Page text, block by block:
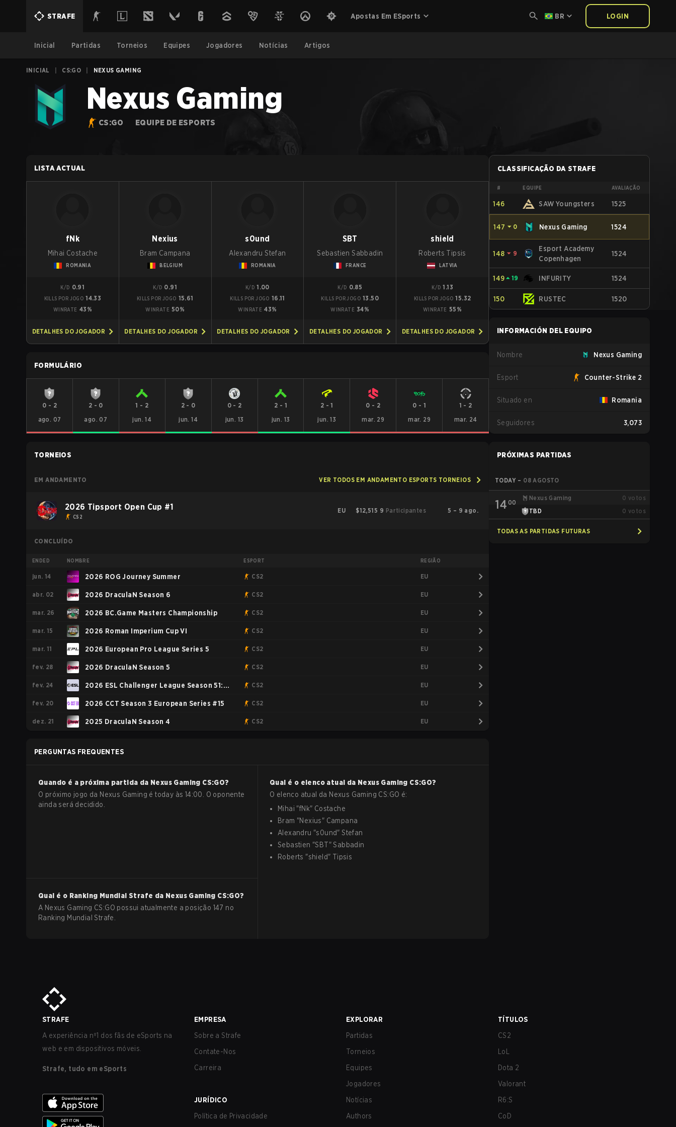
STRAFE Apostas Em ESports BR LOGIN
Inicial Partidas Torneios Equipes Jogadores Notícias Artigos
INICIAL CS:GO NEXUS GAMING
Nexus Gaming
CS:GO EQUIPE DE ESPORTS
LISTA ACTUAL
fNk
Mihai Costache
ROMANIA
K/D 0.91
KILLS POR JOGO 14.33
WINRATE 43%
DETALHES DO JOGADOR
Nexius
Bram Campana
BELGIUM
K/D 0.91
KILLS POR JOGO 15.61
WINRATE 50%
DETALHES DO JOGADOR
s0und
Alexandru Stefan
ROMANIA
K/D 1.00
KILLS POR JOGO 16.11
WINRATE 43%
DETALHES DO JOGADOR
SBT
Sebastien Sabbadin
FRANCE
K/D 0.85
KILLS POR JOGO 13.50
WINRATE 34%
DETALHES DO JOGADOR
shield
Roberts Tipsis
LATVIA
K/D 1.13
KILLS POR JOGO 15.32
WINRATE 55%
DETALHES DO JOGADOR
FORMULÁRIO
0 - 2
ago. 07
2 - 0
ago. 07
1 - 2
jun. 14
2 - 0
jun. 14
0- 2
jun. 13
2 - 1
jun. 13
2 -1
jun. 13
0 - 2
mar. 29
0 - 1
mar. 29
1 - 2
mar. 24
TORNEIOS
EM ANDAMENTO VER TODOS EM ANDAMENTO ESPORTS TORNEIOS
2026 Tipsport Open Cup #1
CS2
EU $12,515 9 Participantes 5 – 9 ago.
CONCLUÍDO
ENDED NOMBRE ESPORT REGIÃO
jun. 14 2026 ROG Journey Summer CS2 EU
abr. 02 2026 DraculaN Season 6 CS2 EU
mar. 26 2026 BC.Game Masters Championship CS2 EU
mar. 15 2026 Roman Imperium Cup VI CS2 EU
mar. 11 2026 European Pro League Series 5 CS2 EU
fev. 28 2026 DraculaN Season 5 CS2 EU
fev. 24 2026 ESL Challenger League Season 51:
Europe - Cup #1
CS2 EU
fev. 20 2026 CCT Season 3 European Series #15 CS2 EU
dez. 21 2025 DraculaN Season 4 CS2 EU
PERGUNTAS FREQUENTES
Quando é a próxima partida da Nexus Gaming CS:GO?
O próximo jogo da Nexus Gaming é today às 14:00. O oponente
ainda será decidido.
Qual é o elenco atual da Nexus Gaming CS:GO?
O elenco atual da Nexus Gaming CS:GO é:
Mihai "fNk" Costache
Bram "Nexius" Campana
Alexandru "s0und"Stefan
Sebastien "SBT"Sabbadin
Roberts "shield" Tipsis
Qual é o Ranking Mundial Strafe da Nexus Gaming CS:GO?
A Nexus Gaming CS:GO possui atualmente a posição 147 no
Ranking Mundial Strafe.
CLASSIFICAÇÃO DA STRAFE
# EQUIPE AVALIAÇÃO
146 SAW Youngsters 1525
147 ⏷ 0 Nexus Gaming 1524
148 ⏷ 9
Esport Academy
Copenhagen
1524
149 ⏶ 19 INFURITY 1524
150 RUSTEC 1520
INFORMACIÓN DEL EQUIPO
Nombre Nexus Gaming
Esport Counter-Strike 2
Situado en Romania
Seguidores 3,073
PRÓXIMAS PARTIDAS
TODAY – 08 AGOSTO
14 00
Nexus Gaming 0 votos
TBD
0 votos
TODAS AS PARTIDAS FUTURAS
STRAFE
A experiência nº1 dos fãs de eSports na
web e em dispositivos móveis.
Strafe, tudo em eSports
EMPRESA
Sobre a Strafe
Contate-Nos
Carreira
JURÍDICO
Política de Privacidade
EXPLORAR
Partidas
Torneios
Equipes
Jogadores
Notícias
Authors
TÍTULOS
CS2
LoL
Dota 2
Valorant
R6:S
CoD